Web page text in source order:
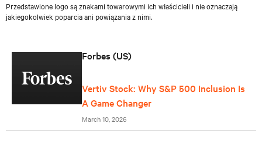
Przedstawione logo są znakami towarowymi ich właścicieli i nie oznaczają
jakiegokolwiek poparcia ani powiązania z nimi.
Forbes (US)
Vertiv Stock: Why S&P 500 Inclusion Is
A Game Changer
March 10, 2026